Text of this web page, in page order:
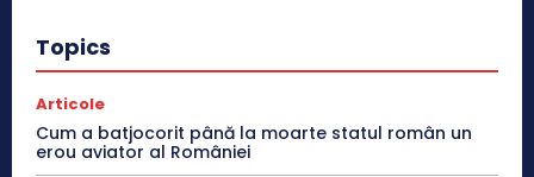
Topics
Articole
Cum a batjocorit până la moarte statul român un
erou aviator al României